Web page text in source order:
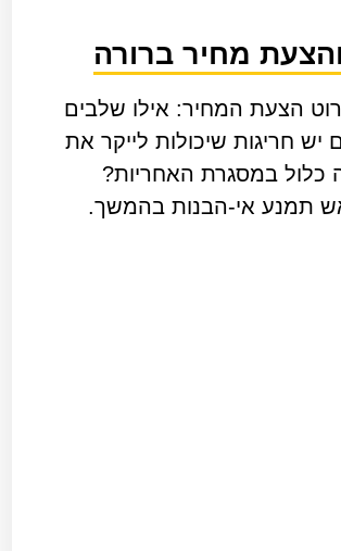
מחיר ברורה
הצעת המחיר: אילו שלבים
יש חריגות שיכולות לייקר את
כלול במסגרת האחריות?
תמנע אי-הבנות בהמשך.